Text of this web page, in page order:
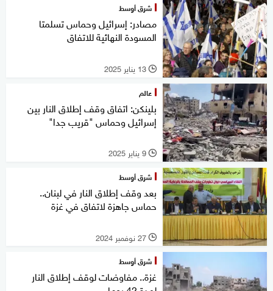
شرق أوسط
مصادر: إسرائيل وحماس تسلمتا
المسودة النهائية للاتفاق
l 13 يناير 2025
عالم
بلينكن: اتفاق وقف إطلاق النار بين
إسرائيل وحماس "قريب جدا"
l 9 يناير 2025
شرق أوسط
بعد وقف إطلاق النار في لبنان..
حماس جاهزة لاتفاق في غزة
l 27 نوفمبر 2024
شرق أوسط
غزة.. مفاوضات لوقف إطلاق النار